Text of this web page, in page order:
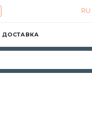
RU
ДОСТАВКА